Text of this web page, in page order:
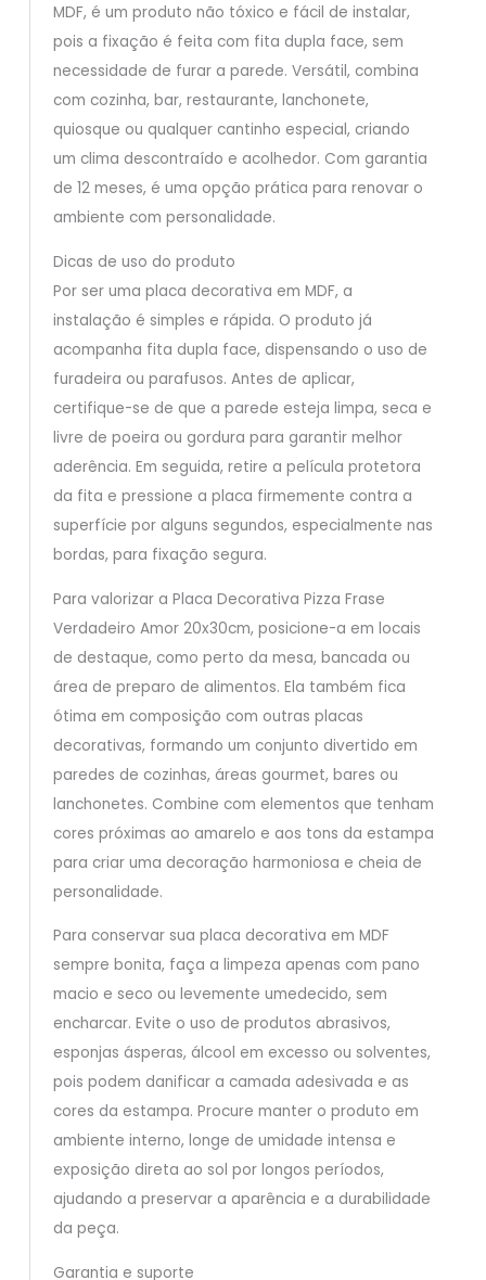
MDF, é um produto não tóxico e fácil de instalar,
pois a fixação é feita com fita dupla face, sem
necessidade de furar a parede. Versátil, combina
com cozinha, bar, restaurante, lanchonete,
quiosque ou qualquer cantinho especial, criando
um clima descontraído e acolhedor. Com garantia
de 12 meses, é uma opção prática para renovar o
ambiente com personalidade.
Dicas de uso do produto
Por ser uma placa decorativa em MDF, a
instalação é simples e rápida. O produto já
acompanha fita dupla face, dispensando o uso de
furadeira ou parafusos. Antes de aplicar,
certifique-se de que a parede esteja limpa, seca e
livre de poeira ou gordura para garantir melhor
aderência. Em seguida, retire a película protetora
da fita e pressione a placa firmemente contra a
superfície por alguns segundos, especialmente nas
bordas, para fixação segura.
Para valorizar a Placa Decorativa Pizza Frase
Verdadeiro Amor 20x30cm, posicione-a em locais
de destaque, como perto da mesa, bancada ou
área de preparo de alimentos. Ela também fica
ótima em composição com outras placas
decorativas, formando um conjunto divertido em
paredes de cozinhas, áreas gourmet, bares ou
lanchonetes. Combine com elementos que tenham
cores próximas ao amarelo e aos tons da estampa
para criar uma decoração harmoniosa e cheia de
personalidade.
Para conservar sua placa decorativa em MDF
sempre bonita, faça a limpeza apenas com pano
macio e seco ou levemente umedecido, sem
encharcar. Evite o uso de produtos abrasivos,
esponjas ásperas, álcool em excesso ou solventes,
pois podem danificar a camada adesivada e as
cores da estampa. Procure manter o produto em
ambiente interno, longe de umidade intensa e
exposição direta ao sol por longos períodos,
ajudando a preservar a aparência e a durabilidade
da peça.
Garantia e suporte